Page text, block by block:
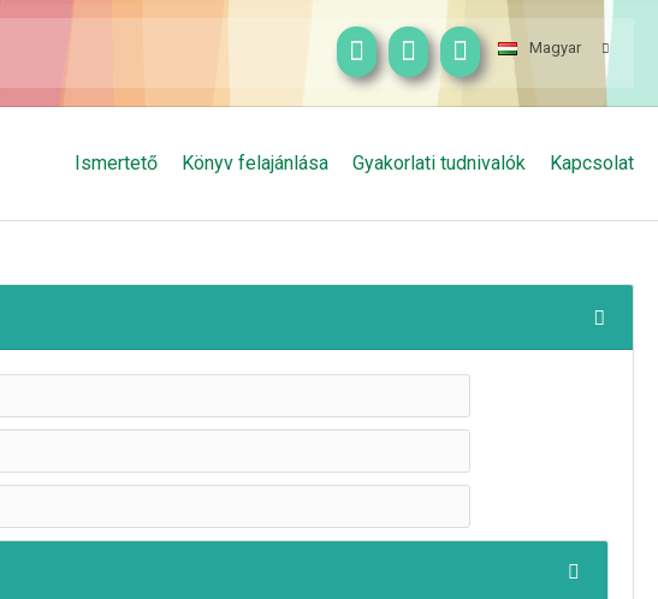
Magyar
Ismertető Könyv felajánlása Gyakorlati tudnivalók Kapcsolat